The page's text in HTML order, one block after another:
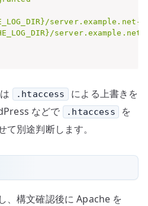
server.example.net-
は .htaccess
による上書きを
などで
.htaccess
を
別途判断します。
、構文確認後に Apache を